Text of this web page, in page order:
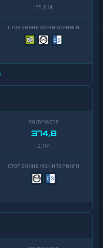
65,6 M
374,8
2,1 M